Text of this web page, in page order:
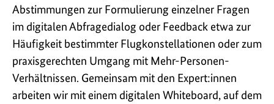
Abstimmungen zur Formulierung einzelner Fragen
im digitalen Abfrage­dialog oder Feedback etwa zur
Häufigkeit bestimmter Flug­konstellationen oder zum
praxisgerechten Umgang mit Mehr-Personen-
Verhältnissen. Gemeinsam mit den Expert:innen
arbeiten wir mit einem digitalen Whiteboard, auf dem